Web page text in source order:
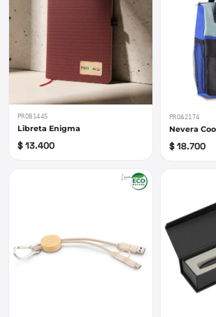
PROB1445
Libreta Enigma
$ 13.400
PROA2174
Nevera
$ 18.700